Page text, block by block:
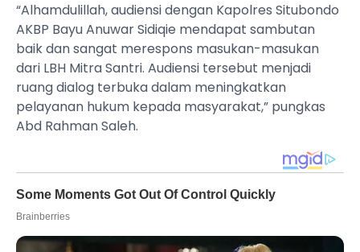
“Alhamdulillah, audiensi dengan Kapolres Situbondo
AKBP Bayu Anuwar Sidiqie mendapat sambutan
baik dan sangat merespons masukan-masukan
dari LBH Mitra Santri. Audiensi tersebut menjadi
ruang dialog terbuka dalam meningkatkan
pelayanan hukum kepada masyarakat,” pungkas
Abd Rahman Saleh.